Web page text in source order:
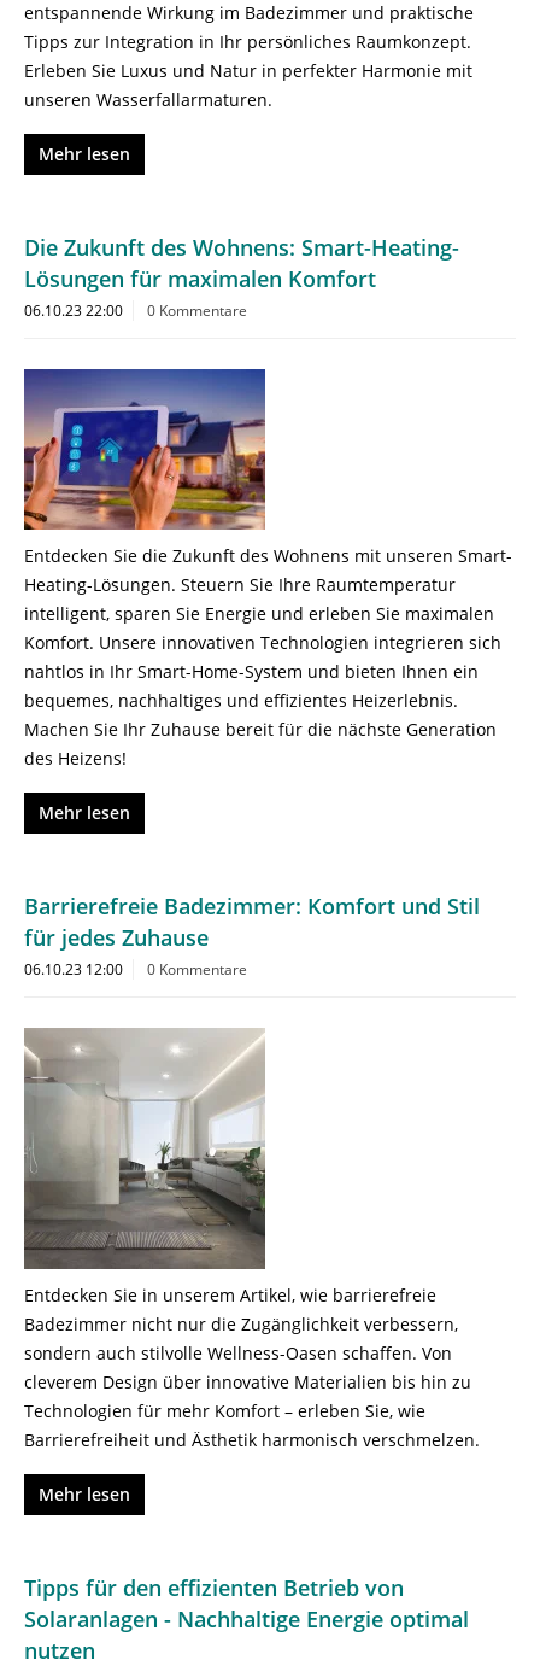
entspannende Wirkung im Badezimmer und praktische
Tipps zur Integration in Ihr persönliches Raumkonzept.
Erleben Sie Luxus und Natur in perfekter Harmonie mit
unseren Wasserfallarmaturen.
Mehr lesen
Die Zukunft des Wohnens: Smart-Heating-
Lösungen für maximalen Komfort
06.10.23 22:00 0 Kommentare
Entdecken Sie die Zukunft des Wohnens mit unseren Smart-
Heating-Lösungen. Steuern Sie Ihre Raumtemperatur
intelligent, sparen Sie Energie und erleben Sie maximalen
Komfort. Unsere innovativen Technologien integrieren sich
nahtlos in Ihr Smart-Home-System und bieten Ihnen ein
bequemes, nachhaltiges und effizientes Heizerlebnis.
Machen Sie Ihr Zuhause bereit für die nächste Generation
des Heizens!
Mehr lesen
Barrierefreie Badezimmer: Komfort und Stil
für jedes Zuhause
06.10.23 12:00 0 Kommentare
Entdecken Sie in unserem Artikel, wie barrierefreie
Badezimmer nicht nur die Zugänglichkeit verbessern,
sondern auch stilvolle Wellness-Oasen schaffen. Von
cleverem Design über innovative Materialien bis hin zu
Technologien für mehr Komfort – erleben Sie, wie
Barrierefreiheit und Ästhetik harmonisch verschmelzen.
Mehr lesen
Tipps für den effizienten Betrieb von
Solaranlagen - Nachhaltige Energie optimal
nutzen